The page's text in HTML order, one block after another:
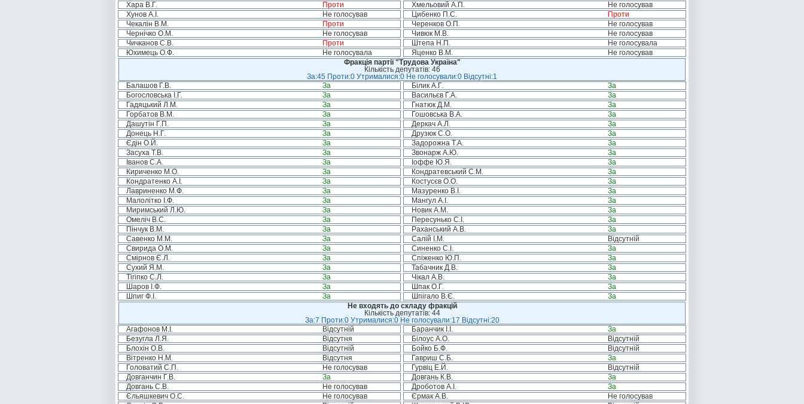
Хара В.Г.
Проти Хмельовий А.П.
Не голосував
Хунов А.І.
Не голосував Цибенко П.С.
Проти
Чекалін В.М.
Проти Черенков О.П.
Не голосував
Чернічко О.М.
Не голосував Чивюк М.В.
Не голосував
Чичканов С.В.
Проти Штепа Н.П.
Не голосувала
Юхимець О.Ф.
Не голосувала Яценко В.М.
Не голосував
Фракція партії "Трудова Україна"
Кількість депутатів: 46
За:45 Проти:0 Утрималися:0 Не голосували:0 Відсутні:1
Балашов Г.В.
За Білик А.Г.
За
Богословська І.Г.
За Васильєв Г.А.
За
Гадяцький Л.М.
За Гнатюк Д.М.
За
Горбатов В.М.
За Гошовська В.А.
За
Дашутін Г.П.
За Деркач А.Л.
За
Донець Н.Г.
За Друзюк С.О.
За
Єдін О.Й.
За Задорожна Т.А.
За
Засуха Т.В.
За Звонарж А.Ю.
За
Іванов С.А.
За Іоффе Ю.Я.
За
Кириченко М.О.
За Кондратевський С.М.
За
Кондратенко А.І.
За Костусєв О.О.
За
Лавриненко М.Ф.
За Мазуренко В.І.
За
Малолітко І.Ф.
За Мангул А.І.
За
Миримський Л.Ю.
За Новик А.М.
За
Омеліч В.С.
За Пересунько С.І.
За
Пінчук В.М.
За Раханський А.В.
За
Савенко М.М.
За Салій І.М.
Відсутній
Свирида О.М.
За Синенко С.І.
За
Смірнов Є.Л.
За Спіженко Ю.П.
За
Сухий Я.М.
За Табачник Д.В.
За
Тігіпко С.Л.
За Чікал А.В.
За
Шаров І.Ф.
За Шпак О.Г.
За
Шпиг Ф.І.
За Шпігало В.Є.
За
Не входять до складу фракцій
Кількість депутатів: 44
За:7 Проти:0 Утрималися:0 Не голосували:17 Відсутні:20
Агафонов М.І.
Відсутній Баранчик І.І.
За
Безугла Л.Я.
Відсутня Білоус А.О.
Відсутній
Блохін О.В.
Відсутній Бойко Б.Ф.
Відсутній
Вітренко Н.М.
Відсутня Гавриш С.Б.
За
Головатий С.П.
Не голосував Гурвіц Е.Й.
Відсутній
Довганчин Г.В.
За Довгань К.В.
За
Довгань С.В.
Не голосував Дроботов А.І.
За
Єльяшкевич О.С.
Не голосував Єрмак А.В.
Не голосував